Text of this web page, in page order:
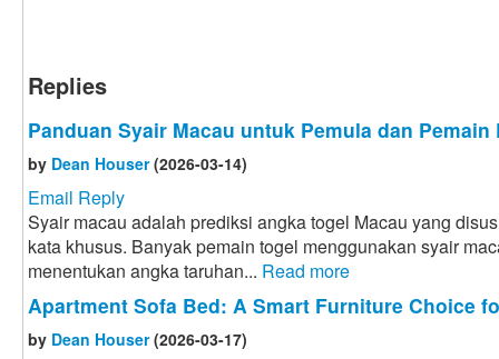
Replies
Panduan Syair Macau untuk Pemula dan
by Dean Houser(2026-03-14)
Email Reply
Syair macau adalah prediksi angka togel Macau yang
kata khusus. Banyak pemain togel menggunakan syair
menentukan angka taruhan... Read more
Apartment Sofa Bed: A Smart Furniture Choice
by Dean Houser(2026-03-17)